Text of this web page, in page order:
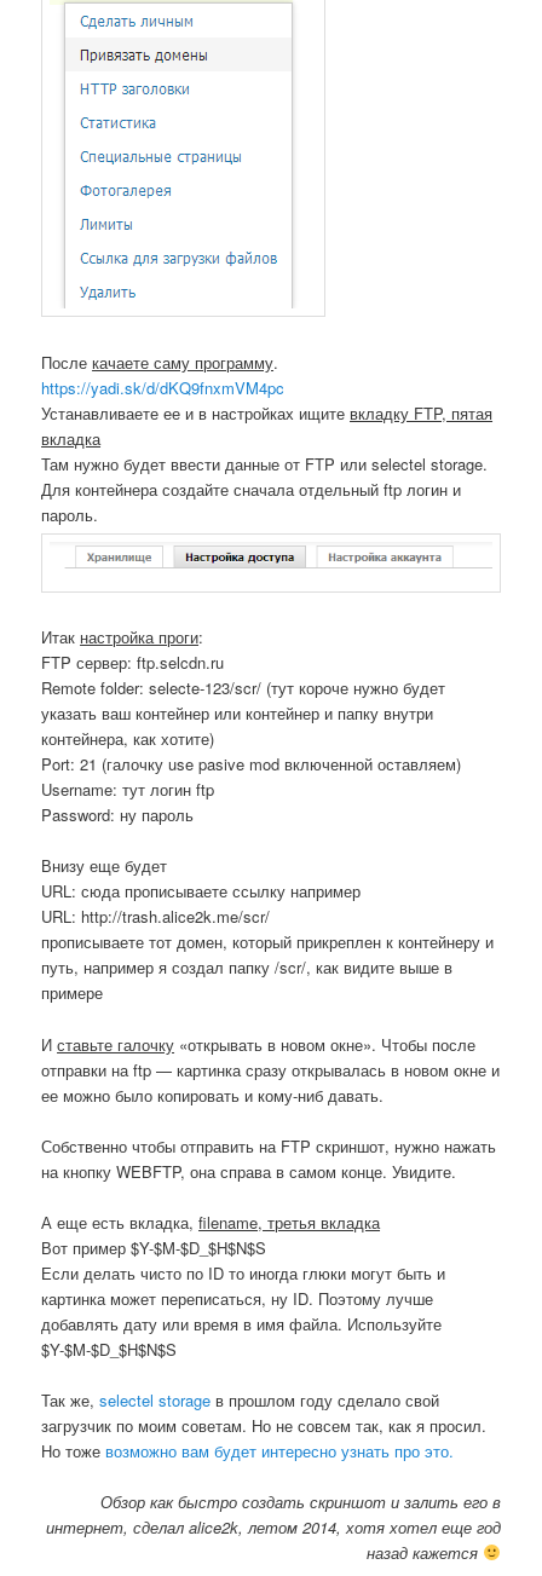
Послекачаете саму программу.
https://yadi.sk/d/dKQ9fnxmVM4pc
Устанавливаете ее и в настройках ищите вкладку FTP, пятая
вкладка
Там нужно будет ввести данные от FTP или selectel storage.
Для контейнера создайте сначала отдельный ftp логин и
пароль.
Итак настройка проги:
FTP сервер: ftp.selcdn.ru
Remote folder: selecte-123/scr/ (тут короче нужно будет
указать ваш контейнер или контейнер и папку внутри
контейнера, как хотите)
Port: 21 (галочку use pasive mod включенной оставляем)
Username: тут логин ftp
Password: ну пароль
Внизу еще будет
URL: сюда прописываете ссылку например
URL: http://trash.alice2k.me/scr/
прописываете тот домен, который прикреплен к контейнеру и
путь, например я создал папку /scr/, как видите выше в
примере
Иставьте галочку «открывать в новом окне». Чтобы после
отправки на ftp — картинка сразу открывалась в новом окне и
ее можно было копировать и кому-ниб давать.
Собственно чтобы отправить на FTP скриншот, нужно нажать
на кнопку WEBFTP, она справа в самом конце. Увидите.
А еще есть вкладка,filename, третья вкладка
Вот пример $Y-$M-$D_$H$N$S
Если делать чисто по ID то иногда глюки могут быть и
картинка может переписаться, ну ID. Поэтому лучше
добавлять дату или время в имя файла. Используйте
$Y-$M-$D_$H$N$S
Так же,selectel storage в прошлом году сделало свой
загрузчик по моим советам. Но не совсем так, как я просил.
Но тоже возможно вам будет интересно узнать про это.
Обзор как быстро создать скриншот и залить его в
интернет, сделал alice2k, летом 2014, хотя хотел еще год
назад кажется